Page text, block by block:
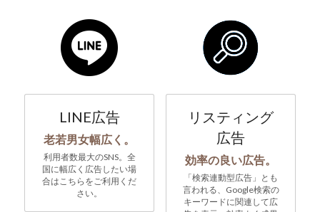
LINE広告
老若男女幅広く。
利用者数最大のSNS。全
国に幅広く広告したい場
合はこちらをご利用くだ
さい。
リスティング
広告
効率の良い広告。
「検索連動型広告」とも
言われる、Google検索の
キーワードに関連して広